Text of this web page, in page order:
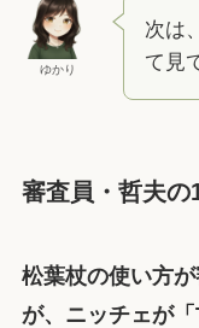
ゆかり
次は
て見
審査員・哲夫の
松葉杖の使い方
が、ニッチェが